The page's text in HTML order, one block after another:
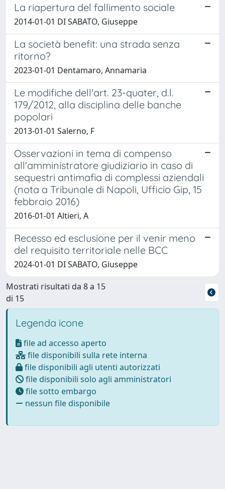
La riapertura del fallimento sociale
2014-01-01 DI SABATO, Giuseppe
La società benefit: una strada senza
ritorno?
2023-01-01 Dentamaro, Annamaria
Le modifiche dell'art. 23-quater, d.l.
179/2012, alla disciplina delle banche
popolari
2013-01-01 Salerno, F
Osservazioni in tema di compenso
all'amministratore giudiziario in caso di
sequestri antimafia di complessi aziendali
(nota a Tribunale di Napoli, Ufficio Gip, 15
febbraio 2016)
2016-01-01 Altieri, A
Recesso ed esclusione per il venir meno
del requisito territoriale nelle BCC
2024-01-01 DI SABATO, Giuseppe
Mostrati risultati da 8 a 15
di 15
Legenda icone
file ad accesso aperto
file disponibili sulla rete interna
file disponibili agli utenti autorizzati
file disponibili solo agli amministratori
file sotto embargo
nessun file disponibile